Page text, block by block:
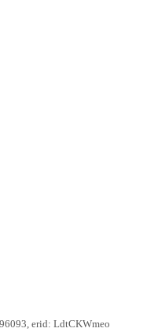
erid: LdtCKWmeo